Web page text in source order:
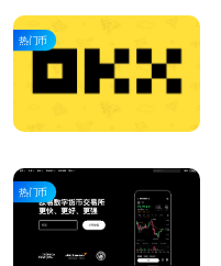
热门币
热门币